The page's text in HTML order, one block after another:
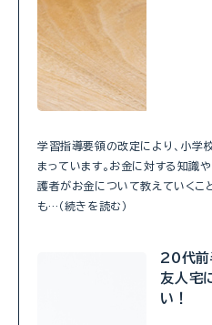
学習指導要領の改定により、小学
まっています。お金に対する知識
護者がお金について教えていくこ
も…（続きを読む）
20代前
友人宅
い！